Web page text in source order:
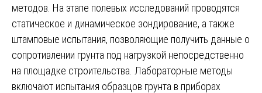
методов. На этапе полевых исследований проводятся
статическое и динамическое зондирование, а также
штамповые испытания, позволяющие получить данные о
сопротивлении грунта под нагрузкой непосредственно
на площадке строительства. Лабораторные методы
включают испытания образцов грунта в приборах